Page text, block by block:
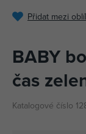
Přidat mezi
BABY
čas
Katalogové číslo